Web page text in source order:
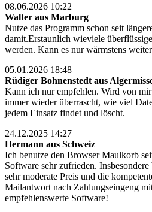
08.06.2026 10:22
Walter aus Marburg
Nutze das Programm schon seit
damit.Erstaunlich wieviele
werden. Kann es nur wärmstens
05.01.2026 18:48
Rüdiger Bohnenstedt aus
Kann ich nur empfehlen. Wird von
immer wieder überrascht, wie viel
jedem Einsatz findet und löscht.
24.12.2025 14:27
Hermann aus Schweiz
Ich benutze den Browser Maulkorb
Software sehr zufrieden.
sehr moderate Preis und die
Mailantwort nach Zahlungseingeng
empfehlenswerte Software!